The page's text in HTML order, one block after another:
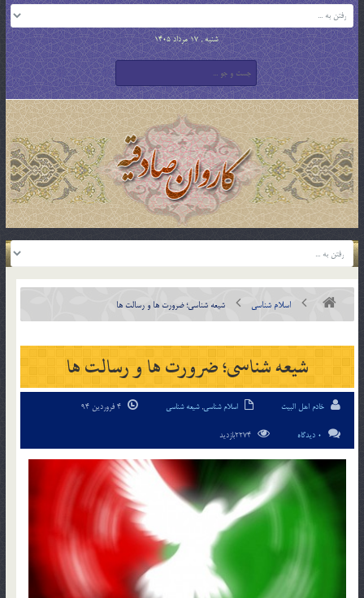
شنبه , 17 مرداد 1405
اسلام شناسی شيعه شناسی؛ ضرورت ها و رسالت ها
شيعه شناسی؛ ضرورت ها و رسالت ها
خادم اهل البیت اسلام شناسی,شیعه شناسی
0 دیدگاه